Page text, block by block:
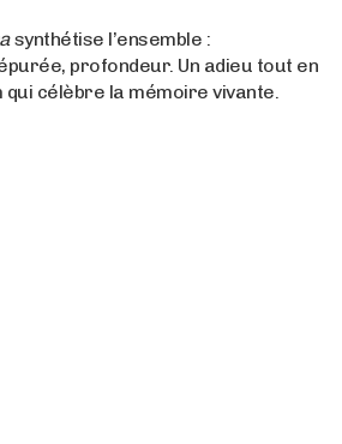
synthétise l’ensemble :
profondeur. Un adieu tout en
qui célèbre la mémoire vivante.